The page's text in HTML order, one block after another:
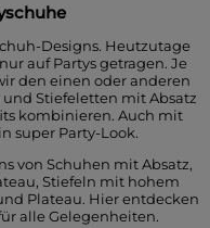
Designs. Heutzutage
auf Partys getragen. Je
den einen oder anderen
Stiefeletten mit Absatz
kombinieren. Auch mit
super Party-Look.
von Schuhen mit Absatz,
Stiefeln mit hohem
Plateau. Hier entdecken
alle Gelegenheiten.